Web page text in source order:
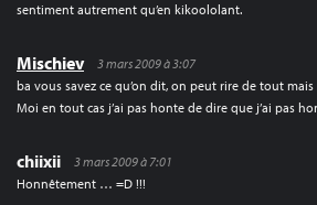
sentiment autrement qu’en kikoololant.
Mischiev
3 mars 2009 à 3:07
ba vous savez ce qu’on dit, on peut rire de tout
Moi en tout cas j’ai pas honte de dire que j’ai pas
chiixii
3 mars 2009 à 7:01
Honnêtement … =D !!!